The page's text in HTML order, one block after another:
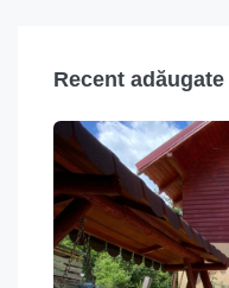
Recent adăugate